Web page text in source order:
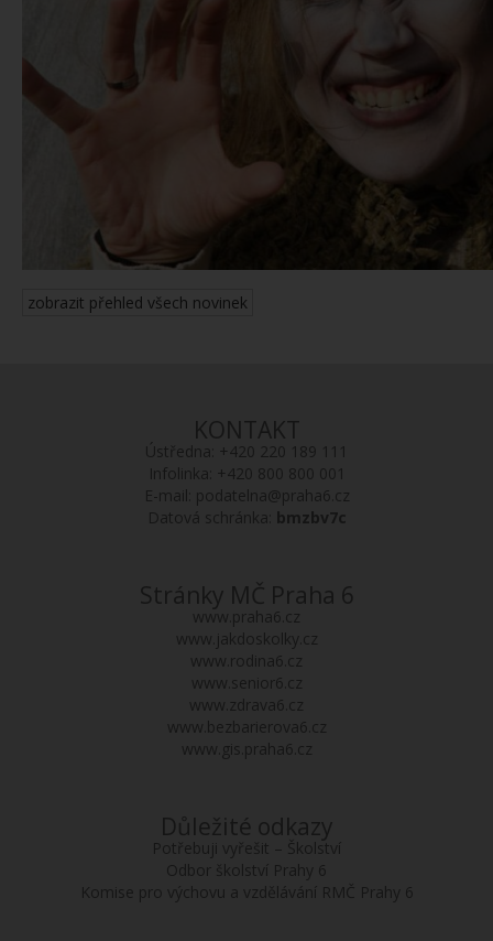
zobrazit přehled všech novinek
KONTAKT
Ústředna: +420 220 189 111
Infolinka: +420 800 800 001
E-mail: podatelna@praha6.cz
Datová schránka: bmzbv7c
Stránky MČ Praha 6
www.praha6.cz
www.jakdoskolky.cz
www.rodina6.cz
www.senior6.cz
www.zdrava6.cz
www.bezbarierova6.cz
www.gis.praha6.cz
Důležité odkazy
Potřebuji vyřešit – Školství
Odbor školství Prahy 6
Komise pro výchovu a vzdělávání RMČ Prahy 6